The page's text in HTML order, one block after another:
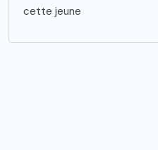
cette jeune